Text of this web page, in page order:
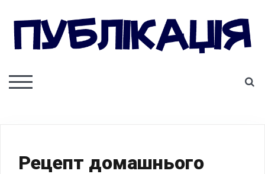
content
ПУБЛІКАЦІЯ
TOGGLE MOBILE MENU
Рецепт домашнього